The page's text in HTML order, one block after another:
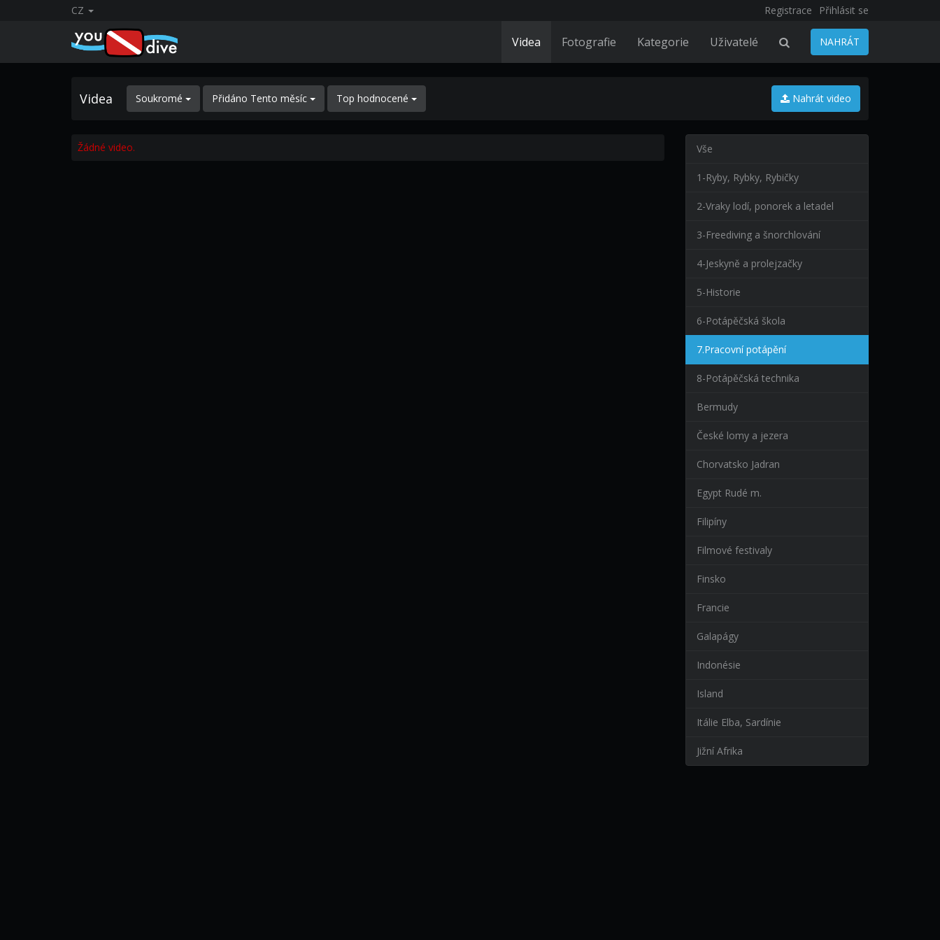
CZ Registrace Přihlásit se
Videa Fotografie Kategorie Uživatelé NAHRÁT
Videa Soukromé Přidáno Tento měsíc Top hodnocené Nahrát video
Žádné video. Vše
1-Ryby, Rybky, Rybičky
2-Vraky lodí, ponorek a letadel
3-Freediving a šnorchlování
4-Jeskyně a prolejzačky
5-Historie
6-Potápěčská škola
7.Pracovní potápění
8-Potápěčská technika
Bermudy
České lomy a jezera
Chorvatsko Jadran
Egypt Rudé m.
Filipíny
Filmové festivaly
Finsko
Francie
Galapágy
Indonésie
Island
Itálie Elba, Sardínie
Jižní Afrika